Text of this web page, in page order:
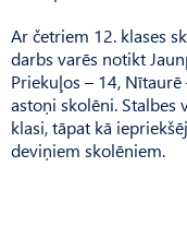
Ar četriem 12. klases
darbs varēs notikt
Priekuļos – 14,
astoņi skolēni. Stalbes
klasi, tāpat kā
deviņiem skolēniem.